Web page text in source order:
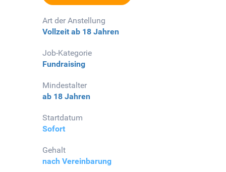
Art der Anstellung
Vollzeit ab 18 Jahren
Job-Kategorie
Fundraising
Mindestalter
ab 18 Jahren
Startdatum
Sofort
Gehalt
nach Vereinbarung